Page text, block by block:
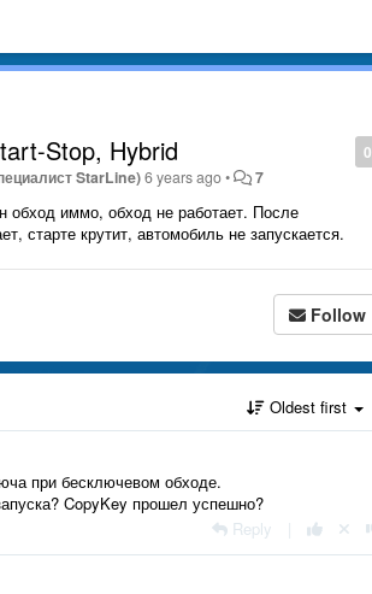
0
Stop, Hybrid
StarLine)6 years ago• 7
обход иммо, обход не работает. После
старте крутит, автомобиль не запускается.
Follow
Oldest first
при бесключевом обходе.
CopyKey прошел успешно?
Reply